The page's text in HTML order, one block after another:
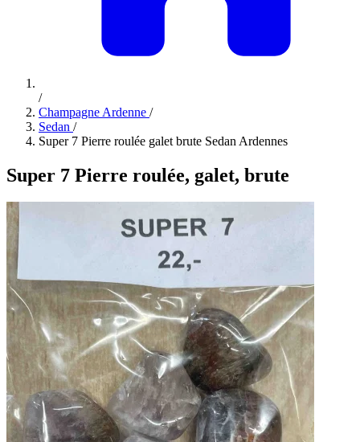
/
Champagne Ardenne /
Sedan /
Super 7 Pierre roulée galet brute Sedan Ardennes
Super 7 Pierre roulée, galet, brute